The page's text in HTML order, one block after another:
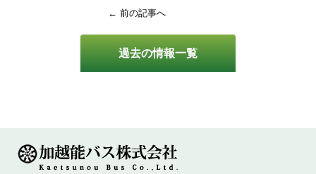
過去の情報一覧
← 前の記事へ